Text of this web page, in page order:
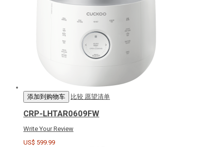
添加到购物车 比较 愿望清单
CRP-LHTAR0609FW
Write Your Review
US$ 599.99